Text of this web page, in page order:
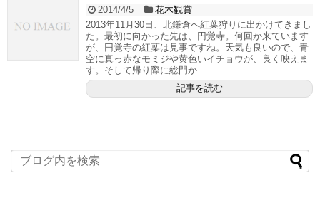
2014/4/5
花木観賞
2013年11月30日、北鎌倉へ紅葉狩りに出かけてきまし
た。最初に向かった先は、円覚寺。何回か来ています
が、円覚寺の紅葉は見事ですね。天気も良いので、青
空に真っ赤なモミジや黄色いイチョウが、良く映えま
す。そして帰り際に総門か...
記事を読む